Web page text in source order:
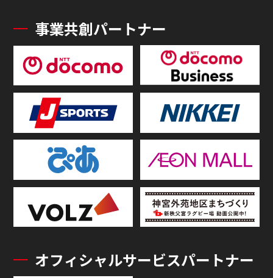
事業共創パートナー
オフィシャルサービスパートナー